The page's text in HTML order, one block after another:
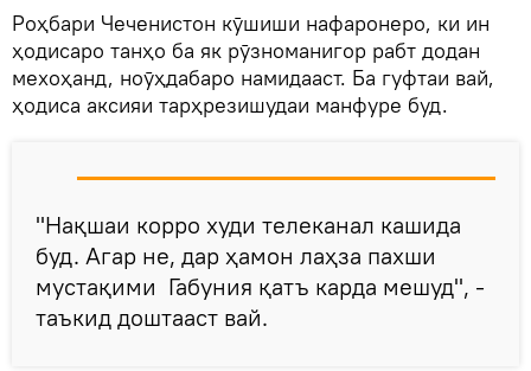
Роҳбари Чеченистон кӯшиши нафаронеро, ки ин
ҳодисаро танҳо ба як рӯзноманигор рабт додан
мехоҳанд, ноӯҳдабаро намидааст. Ба гуфтаи вай,
ҳодиса аксияи тарҳрезишудаи манфуре буд.
"Нақшаи корро худи телеканал кашида
буд. Агар не, дар ҳамон лаҳза пахши
мустақими Габуния қатъ карда мешуд", -
таъкид доштааст вай.